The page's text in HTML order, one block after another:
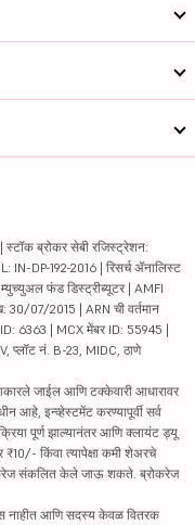
ब्रोकर सेबी रजिस्ट्रेशन:
IN-DP-192-2016 | रिसर्च ॲनालिस्ट
फंड डिस्ट्रीब्यूटर | AMFI
30/07/2015 | ARN ची वर्तमान
6363 | MCX मेंबर ID: 55945 |
प्लॉट नं. B-23, MIDC, ठाणे
जाईल आणि टक्केवारी आधारावर
आहे, इन्व्हेस्टमेंट करण्यापूर्वी सर्व
पूर्ण झाल्यानंतर आणि क्लायंट ड्यू
किंवा त्यापेक्षा कमी शेअरचे
संकलित केले जाऊ शकते. ब्रोकरेज
नाहीत आणि सदस्य केवळ वितरक